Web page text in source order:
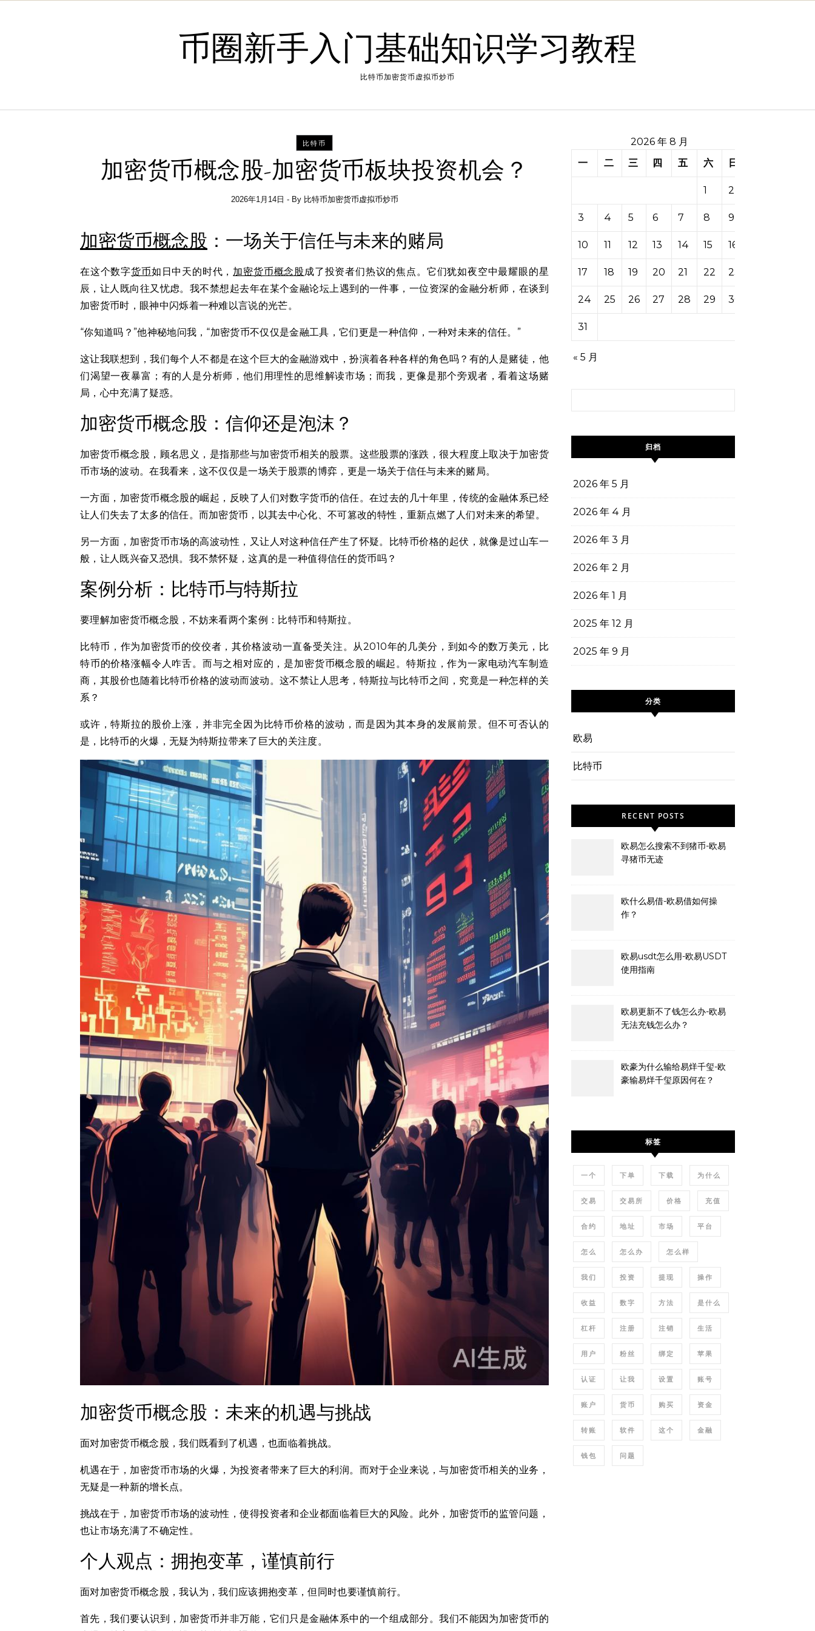
币圈新手入门基础知识学习教程
比特币加密货币虚拟币炒币
比特币
加密货币概念股-加密货币板块投资机会？
2026年1月14日 - By 比特币加密货币虚拟币炒币
加密货币概念股 ：一场关于信任与未来的赌局
在这个数字货币如日中天的时代， 加密货币概念股成了投资者们热议的焦点。它们犹如夜空中最耀眼的星
辰，让人既向往又忧虑。我不禁想起去年在某个金融论坛上遇到的一件事，一位资深的金融分析师，在谈到
加密货币时，眼神中闪烁着一种难以言说的光芒。
“你知道吗？”他神秘地问我，“加密货币不仅仅是金融工具，它们更是一种信仰，一种对未来的信任。”
这让我联想到，我们每个人不都是在这个巨大的金融游戏中，扮演着各种各样的角色吗？有的人是赌徒，他
们渴望一夜暴富；有的人是分析师，他们用理性的思维解读市场；而我，更像是那个旁观者，看着这场赌
局，心中充满了疑惑。
加密货币概念股：信仰还是泡沫？
加密货币概念股，顾名思义，是指那些与加密货币相关的股票。这些股票的涨跌，很大程度上取决于加密货
币市场的波动。在我看来，这不仅仅是一场关于股票的博弈，更是一场关于信任与未来的赌局。
一方面，加密货币概念股的崛起，反映了人们对数字货币的信任。在过去的几十年里，传统的金融体系已经
让人们失去了太多的信任。而加密货币，以其去中心化、不可篡改的特性，重新点燃了人们对未来的希望。
另一方面，加密货币市场的高波动性，又让人对这种信任产生了怀疑。比特币价格的起伏，就像是过山车一
般，让人既兴奋又恐惧。我不禁怀疑，这真的是一种值得信任的货币吗？
案例分析：比特币与特斯拉
要理解加密货币概念股，不妨来看两个案例：比特币和特斯拉。
比特币，作为加密货币的佼佼者，其价格波动一直备受关注。从2010年的几美分，到如今的数万美元，比
特币的价格涨幅令人咋舌。而与之相对应的，是加密货币概念股的崛起。特斯拉，作为一家电动汽车制造
商，其股价也随着比特币价格的波动而波动。这不禁让人思考，特斯拉与比特币之间，究竟是一种怎样的关
系？
或许，特斯拉的股价上涨，并非完全因为比特币价格的波动，而是因为其本身的发展前景。但不可否认的
是，比特币的火爆，无疑为特斯拉带来了巨大的关注度。
加密货币概念股：未来的机遇与挑战
面对加密货币概念股，我们既看到了机遇，也面临着挑战。
机遇在于，加密货币市场的火爆，为投资者带来了巨大的利润。而对于企业来说，与加密货币相关的业务，
无疑是一种新的增长点。
挑战在于，加密货币市场的波动性，使得投资者和企业都面临着巨大的风险。此外，加密货币的监管问题，
也让市场充满了不确定性。
个人观点：拥抱变革，谨慎前行
面对加密货币概念股，我认为，我们应该拥抱变革，但同时也要谨慎前行。
首先，我们要认识到，加密货币并非万能，它们只是金融体系中的一个组成部分。我们不能因为加密货币的
2026 年 8 月
一
二 三 四 五 六 日
1 2
3 4 5 6 7 8 9
10 11 12 13 14 15 16
17 18 19 20 21 22 23
24 25 26 27 28 29 30
31
« 5 月
归档
2026 年 5 月
2026 年 4 月
2026 年 3 月
2026 年 2 月
2026 年 1 月
2025 年 12 月
2025 年 9 月
分类
欧易
比特币
RECENT POSTS
欧易怎么搜索不到猪币-欧易
寻猪币无迹
欧什么易借-欧易借如何操
作？
欧易usdt怎么用-欧易USDT
使用指南
欧易更新不了钱怎么办-欧易
无法充钱怎么办？
欧豪为什么输给易烊千玺-欧
豪输易烊千玺原因何在？
标签
一个 下单 下载 为什么
交易 交易所 价格 充值
合约 地址 市场 平台
怎么 怎么办 怎么样
我们 投资 提现 操作
收益 数字 方法 是什么
杠杆 注册 注销 生活
用户 粉丝 绑定 苹果
认证 让我 设置 账号
账户 货币 购买 资金
转账 软件 这个 金融
钱包 问题